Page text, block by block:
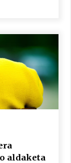
aldaketa